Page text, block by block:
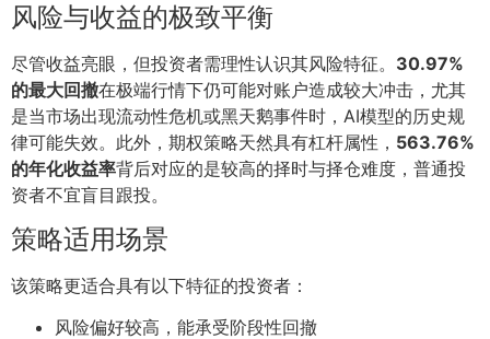
风险与收益的极致平衡
尽管收益亮眼，但投资者需理性认识其风险特征。 30.97%
的最大回撤在极端行情下仍可能对账户造成较大冲击，尤其
是当市场出现流动性危机或黑天鹅事件时，AI模型的历史规
律可能失效。此外，期权策略天然具有杠杆属性， 563.76%
的年化收益率背后对应的是较高的择时与择仓难度，普通投
资者不宜盲目跟投。
策略适用场景
该策略更适合具有以下特征的投资者：
风险偏好较高，能承受阶段性回撤